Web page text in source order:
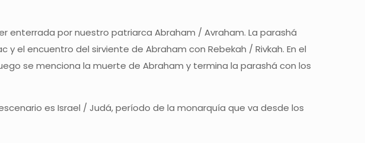
enterrada por nuestro patriarca Abraham / Avraham. La parashá
el encuentro del sirviente de Abraham con Rebekah / Rivkah. En el
se menciona la muerte de Abraham y termina la parashá con los
es Israel / Judá, período de la monarquía que va desde los